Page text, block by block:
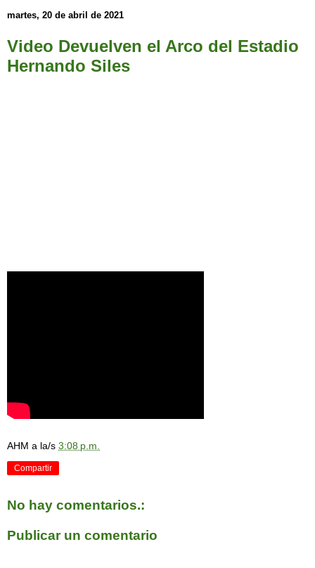
martes, 20 de abril de 2021
Video Devuelven el Arco del Estadio
Hernando Siles
AHM a la/s 3:08 p.m.
Compartir
No hay comentarios.:
Publicar un comentario